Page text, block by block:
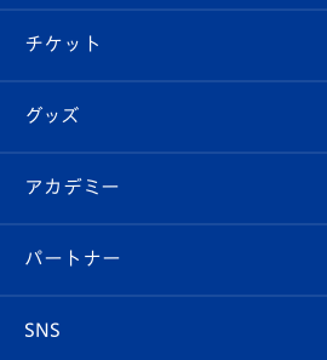
試合情報
チケット
イベント
メディア
クラブ概要
エンブレム紹介
スタッフプロフィール
マスコット紹介
はじめての観戦ガイド
Revive Team
ヴィヴィくんの長崎おもてなしガイド
試合日程/結果
フォトギャラリー
スタジアムグルメ
チケット
チケット
V-LOVERS（ファンクラブ）
プレイヤーズスイート
グッズ
オンラインショップ
店舗情報
アカデミー
育成からのお知らせ
パートナー
SNS